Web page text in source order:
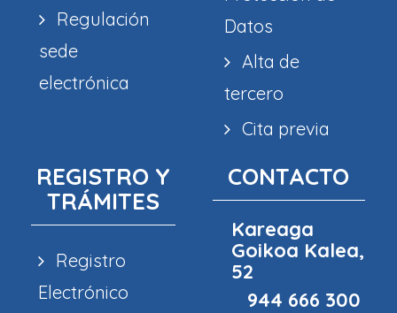
Regulación
sede
electrónica
Datos
Alta de
tercero
Cita previa
REGISTRO Y
TRÁMITES
Registro
Electrónico
CONTACTO
Kareaga
Goikoa Kalea,
52
944 666 300